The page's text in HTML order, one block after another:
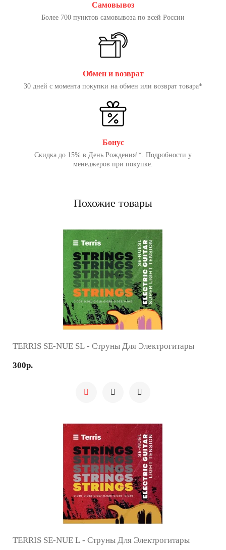
Самовывоз
Более 700 пунктов самовывоза по всей России
Обмен и возврат
30 дней с момента покупки на обмен или возврат товара*
Бонус
Скидка до 15% в День Рождения!*. Подробности у
менеджеров при покупке.
Похожие товары
TERRIS SE-NUE SL - Струны Для Электрогитары
300р.
TERRIS SE-NUE L - Струны Для Электрогитары